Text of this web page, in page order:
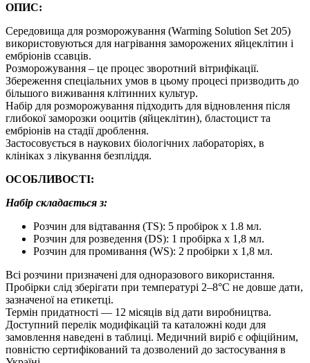
ОПИС:
Середовища для розморожування (Warming Solution Set 205)
використовуються для нагрівання заморожених яйцеклітин і
ембріонів ссавців.
Розморожування – це процес зворотний вітрифікації.
Збереження спеціальних умов в цьому процесі призводить до
більшого виживання клітинних культур.
Набір для розморожування підходить для відновлення після
глибокої заморозки ооцитів (яйцеклітин), бластоцист та
ембріонів на стадії дроблення.
Застосовується в наукових біологічних лабораторіях, в
клініках з лікування безпліддя.
ОСОБЛИВОСТІ:
Набір складається з:
Розчин для відтавання (TS): 5 пробірок х 1.8 мл.
Розчин для розведення (DS): 1 пробірка х 1,8 мл.
Розчин для промивання (WS): 2 пробірки х 1,8 мл.
Всі розчини призначені для одноразового використання.
Пробірки слід зберігати при температурі 2–8°C не довше дати,
зазначеної на етикетці.
Термін придатності — 12 місяців від дати виробництва.
Доступний перелік модифікацій та каталожні коди для
замовлення наведені в таблиці. Медичний виріб є офіційним,
повністю сертифікований та дозволений до застосування в